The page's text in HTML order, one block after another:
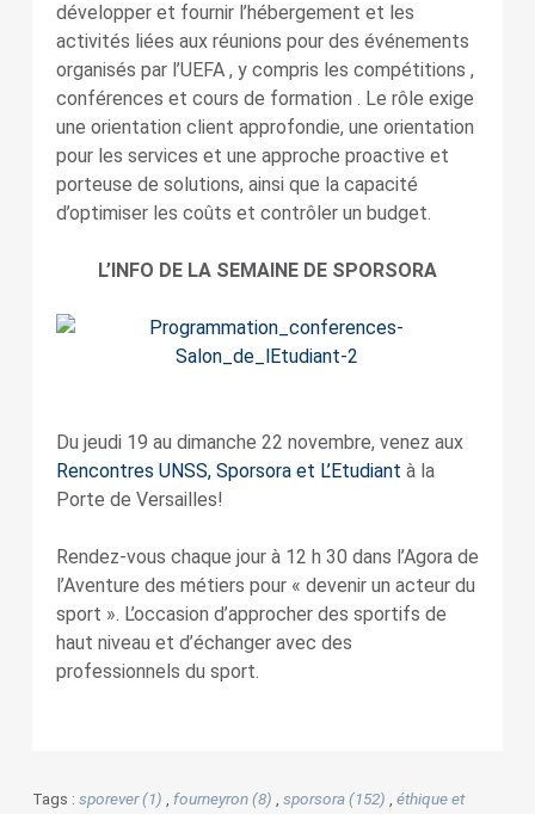
développer et fournir l’hébergement et les
activités liées aux réunions pour des événements
organisés par l’UEFA , y compris les compétitions ,
conférences et cours de formation . Le rôle exige
une orientation client approfondie, une orientation
pour les services et une approche proactive et
porteuse de solutions, ainsi que la capacité
d’optimiser les coûts et contrôler un budget.
L’INFO DE LA SEMAINE DE SPORSORA
Du jeudi 19 au dimanche 22 novembre, venez aux
Rencontres UNSS, Sporsora et L’Etudiant à la
Porte de Versailles!
Rendez-vous chaque jour à 12 h 30 dans l’Agora de
l’Aventure des métiers pour « devenir un acteur du
sport ». L’occasion d’approcher des sportifs de
haut niveau et d’échanger avec des
professionnels du sport.
Tags : sporever (1) fourneyron (8) sporsora (152)
éthique et